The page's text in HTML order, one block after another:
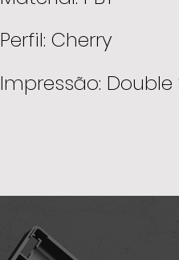
Perfil: Cherry
Impressão: Double